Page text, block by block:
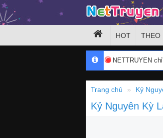
HOT THEO
NETTRUYEN
Trang chủ Kỷ
Kỷ Nguyên Kỳ